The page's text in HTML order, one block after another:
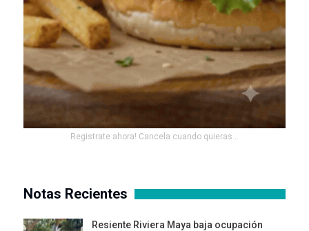
Registrate ahora! Cancela cuando quieras...
Notas Recientes
Resiente Riviera Maya baja ocupación